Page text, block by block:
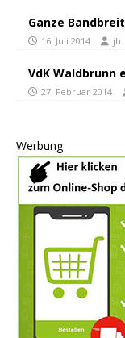
Ganze
16. Juli 2014 jh
VdK
27. Februar 2014
Werbung